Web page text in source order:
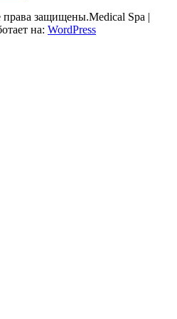
права защищены.Medical Spa |
на: WordPress